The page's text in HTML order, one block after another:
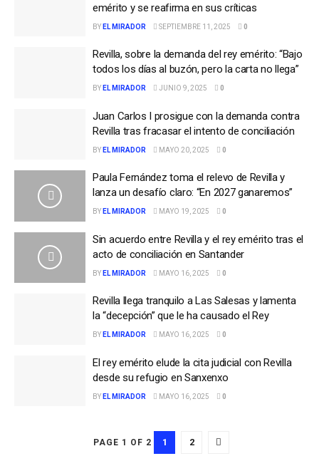
emérito y se reafirma en sus críticas
BY EL MIRADOR SEPTIEMBRE 11, 2025 0
Revilla, sobre la demanda del rey emérito: “Bajo
todos los días al buzón, pero la carta no llega”
BY EL MIRADOR JUNIO 9, 2025 0
Juan Carlos I prosigue con la demanda contra
Revilla tras fracasar el intento de conciliación
BY EL MIRADOR MAYO 20, 2025 0
Paula Fernández toma el relevo de Revilla y
lanza un desafío claro: “En 2027 ganaremos”
BY EL MIRADOR MAYO 19, 2025 0
Sin acuerdo entre Revilla y el rey emérito tras el
acto de conciliación en Santander
BY EL MIRADOR MAYO 16, 2025 0
Revilla llega tranquilo a Las Salesas y lamenta
la “decepción” que le ha causado el Rey
BY EL MIRADOR MAYO 16, 2025 0
El rey emérito elude la cita judicial con Revilla
desde su refugio en Sanxenxo
BY EL MIRADOR MAYO 16, 2025 0
PAGE 1 OF 2 1 2